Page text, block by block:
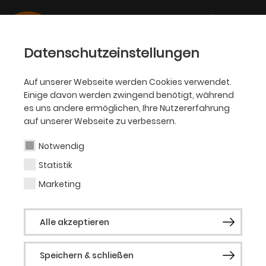
Datenschutzeinstellungen
Auf unserer Webseite werden Cookies verwendet.
Einige davon werden zwingend benötigt, während
es uns andere ermöglichen, Ihre Nutzererfahrung
auf unserer Webseite zu verbessern.
Notwendig
Statistik
Marketing
Alle akzeptieren
Speichern & schließen
PHILHARMONIKER
Per Arne Glorvigen
Gastsolist (Bandoneon)
Per Arne Glorvigen (* 1963) zählt zu den
erfolgreichsten Bandoneon-Spielern
unserer Zeit. Er studierte von 1983 bis 1987
Akkordeon an der Musikhochschule in Oslo